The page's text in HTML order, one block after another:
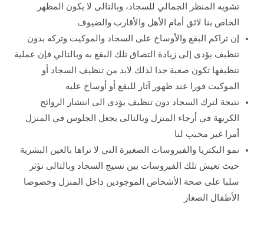
تشويه المنظر الجمالي للسجاد، وبالتالى لا يكون المظهر
الخاص بنا لائق أمام الأهل والأقارب والضيوف
إن تراكم البقع والأوساخ على السجاد والموكيت وتركه بدون
تنظيف يؤدى إلى زيادة التصاق تلك البقع به وبالتالي فإن عملية
تنظيفها تكون صعبة جدا لذلك لابد من تنظيف السجاد أو
الموكيت فورا عند ظهور آثار للبقع أو أوساخ عليه
نتيجة لترك السجاد دون تنظيف يؤدى الى انتشار الروائح
الكريهة في أرجاء المنزل وبالتالى يجعل الجلوس في المنزل
أمرا غير محبب لنا
نمو البكتريا والفيروسات الصغيرة التي لا نراها بالعين البشرية
حيث تعيش تلك الفيروسات بين نسيج السجاد وبالتالى تؤثر
سلبا على صحة الأشخاص الموجودين داخل المنزل وخصوصا
الأطفال الصغار